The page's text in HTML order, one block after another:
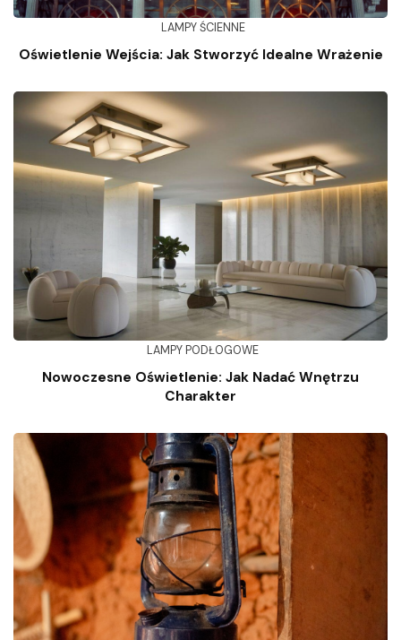
LAMPY ŚCIENNE
Oświetlenie Wejścia: Jak Stworzyć Idealne Wrażenie
LAMPY PODŁOGOWE
Nowoczesne Oświetlenie: Jak Nadać Wnętrzu
Charakter